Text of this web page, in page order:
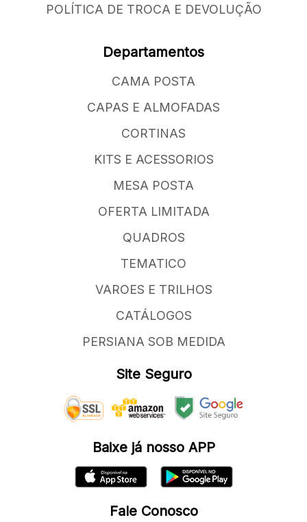
POLÍTICA DE TROCA E DEVOLUÇÃO
Departamentos
CAMA POSTA
CAPAS E ALMOFADAS
CORTINAS
KITS E ACESSORIOS
MESA POSTA
OFERTA LIMITADA
QUADROS
TEMATICO
VAROES E TRILHOS
CATÁLOGOS
PERSIANA SOB MEDIDA
Site Seguro
Baixe já nosso APP
Fale Conosco